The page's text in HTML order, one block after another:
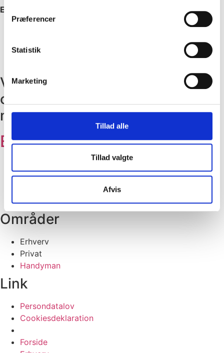
Præferencer
Statistik
Marketing
Tillad alle
Tillad valgte
Afvis
Erling træffes på tlf.:
Vores medarbejdere er dygtige
og engagerede medarbejdere,
med fokus på kvalitet og service!
EO Service
6780 Skærbæk
M: mail@eo-service.dk
Områder
Erhverv
Privat
Handyman
Link
Persondatalov
Cookiesdeklaration
Forside